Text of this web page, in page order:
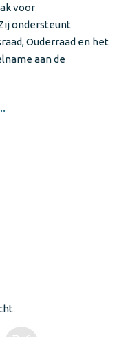
voor
ondersteunt
Ouderraad en het
aan de